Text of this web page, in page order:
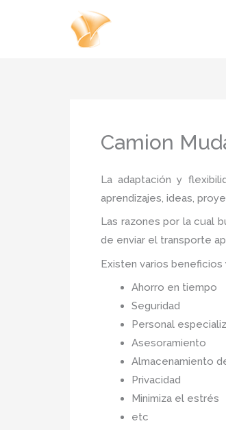
Camion
La adaptación y
aprendizajes, ideas,
Las razones por la cual
de enviar el transporte
Existen varios
Ahorro en tiempo
Seguridad
Personal
Asesoramiento
Almacenamiento
Privacidad
Minimiza el estrés
etc